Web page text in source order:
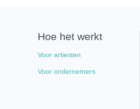
Hoe het werkt
Voor artiesten
Voor ondernemers